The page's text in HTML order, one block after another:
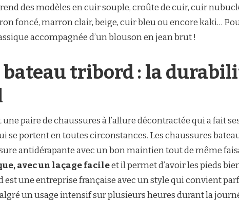
des modèles en cuir souple, croûte de cuir, cuir
foncé, marron clair, beige, cuir bleu ou encore kaki…
accompagnée d’un blouson en jean brut !
bateau tribord : la
paire de chaussures à l’allure décontractée qui a fait
se portent en toutes circonstances. Les chaussures
antidérapante avec un bon maintien tout de même
avec un laçage facileet il permet d’avoir les pieds
est une entreprise française avec un style qui convient
un usage intensif sur plusieurs heures durant la